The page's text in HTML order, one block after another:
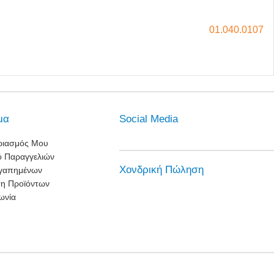
01.040.0107
Μου
Παραγγελιών
Προϊόντων
Social Media
Χονδρική Πώληση